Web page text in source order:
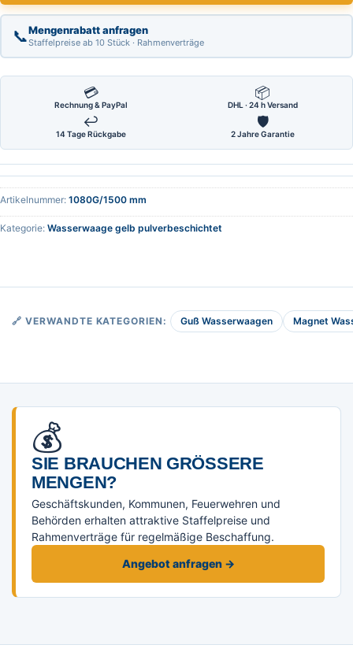
📞Mengenrabatt anfragen
Staffelpreise ab 10 Stück · Rahmenverträge
💳
Rechnung & PayPal
📦
DHL · 24 h Versand
↩
14 Tage Rückgabe
🛡
2 Jahre Garantie
Artikelnummer: 1080G/1500 mm
Kategorie: Wasserwaage gelb pulverbeschichtet
🔗 VERWANDTE KATEGORIEN: Guß Wasserwaagen Magnet
💰
SIE BRAUCHEN GRÖSSERE M
ENGEN?
Geschäftskunden, Kommunen, Feuerwehren und
Behörden erhalten attraktive Staffelpreise und
Rahmenverträge für regelmäßige Beschaffung.
Angebot anfragen →